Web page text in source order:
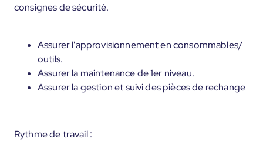
consignes de sécurité.
Assurer l'approvisionnement en consommables/
outils.
Assurer la maintenance de 1er niveau.
Assurer la gestion et suivi des pièces de rechange
Rythme de travail :